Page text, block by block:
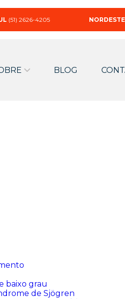
(51) 2626-4205 NORDESTE
BLOG
baixo grau
de Sjögren